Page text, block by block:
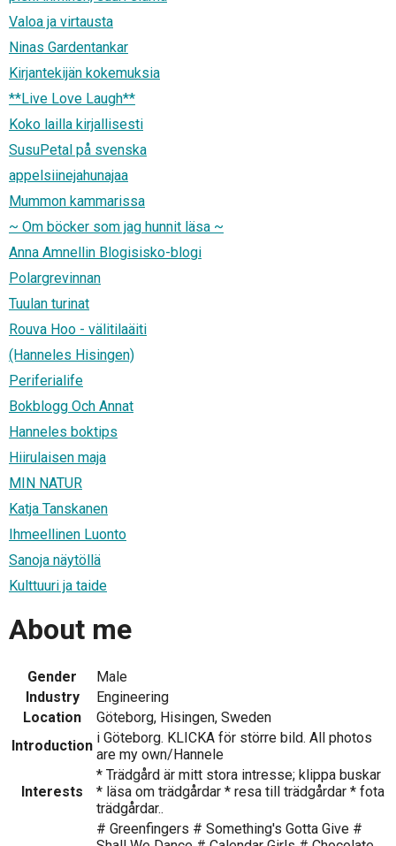
Valoa ja virtausta
Ninas Gardentankar
Kirjantekijän kokemuksia
**Live Love Laugh**
Koko lailla kirjallisesti
SusuPetal på svenska
appelsiinejahunajaa
Mummon kammarissa
~ Om böcker som jag hunnit läsa ~
Anna Amnellin Blogisisko-blogi
Polargrevinnan
Tuulan turinat
Rouva Hoo - välitilaäiti
(Hanneles Hisingen)
Periferialife
Bokblogg Och Annat
Hanneles boktips
Hiirulaisen maja
MIN NATUR
Katja Tanskanen
Ihmeellinen Luonto
Sanoja näytöllä
Kulttuuri ja taide
About me
Gender
Male
Industry
Engineering
Location
Göteborg, Hisingen, Sweden
Introduction i Göteborg. KLICKA för större bild. All photos
are my own/Hannele
Interests
* Trädgård är mitt stora intresse; klippa buskar
* läsa om trädgårdar * resa till trädgårdar * fota
trädgårdar..
# Greenfingers # Something's Gotta Give #